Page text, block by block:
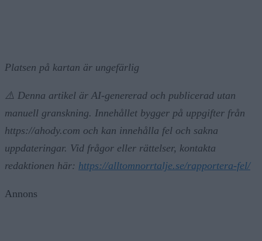
Platsen på kartan är ungefärlig
⚠️ Denna artikel är AI-genererad och publicerad utan
manuell granskning. Innehållet bygger på uppgifter från
https://ahody.com och kan innehålla fel och sakna
uppdateringar. Vid frågor eller rättelser, kontakta
redaktionen här: https://alltomnorrtalje.se/rapportera-fel/
Annons